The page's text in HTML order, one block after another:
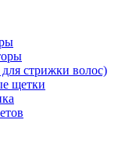
стрижки волос)
щетки